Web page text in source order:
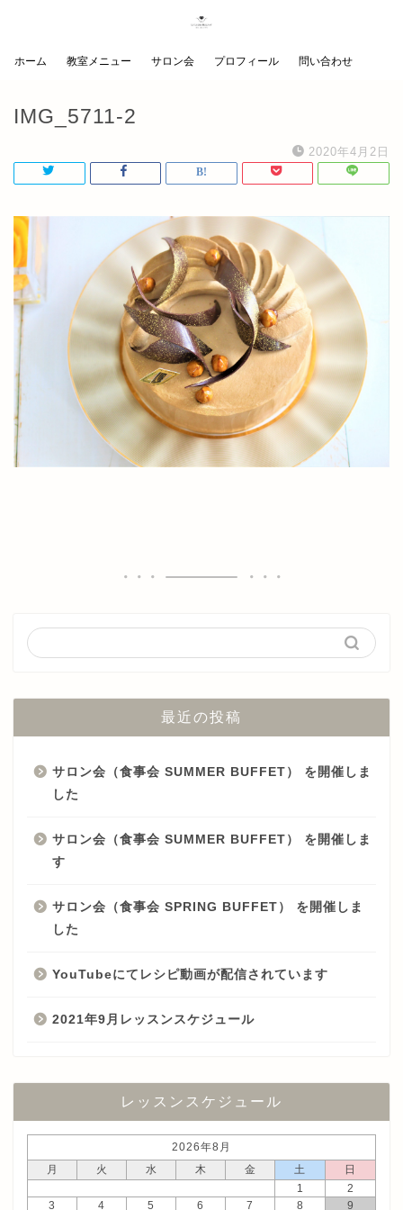
ホーム 教室メニュー サロン会 プロフィール 問い合わせ
IMG_5711-2
2020年4月2日
最近の投稿
サロン会（食事会 SUMMER BUFFET） を開催しま
した
サロン会（食事会 SUMMER BUFFET） を開催しま
す
サロン会（食事会 SPRING BUFFET） を開催しま
した
YouTubeにてレシピ動画が配信されています
2021年9月レッスンスケジュール
レッスンスケジュール
2026年8月
月
火 水 木 金 土
日
1
2
3
4 5 6 7 8 9